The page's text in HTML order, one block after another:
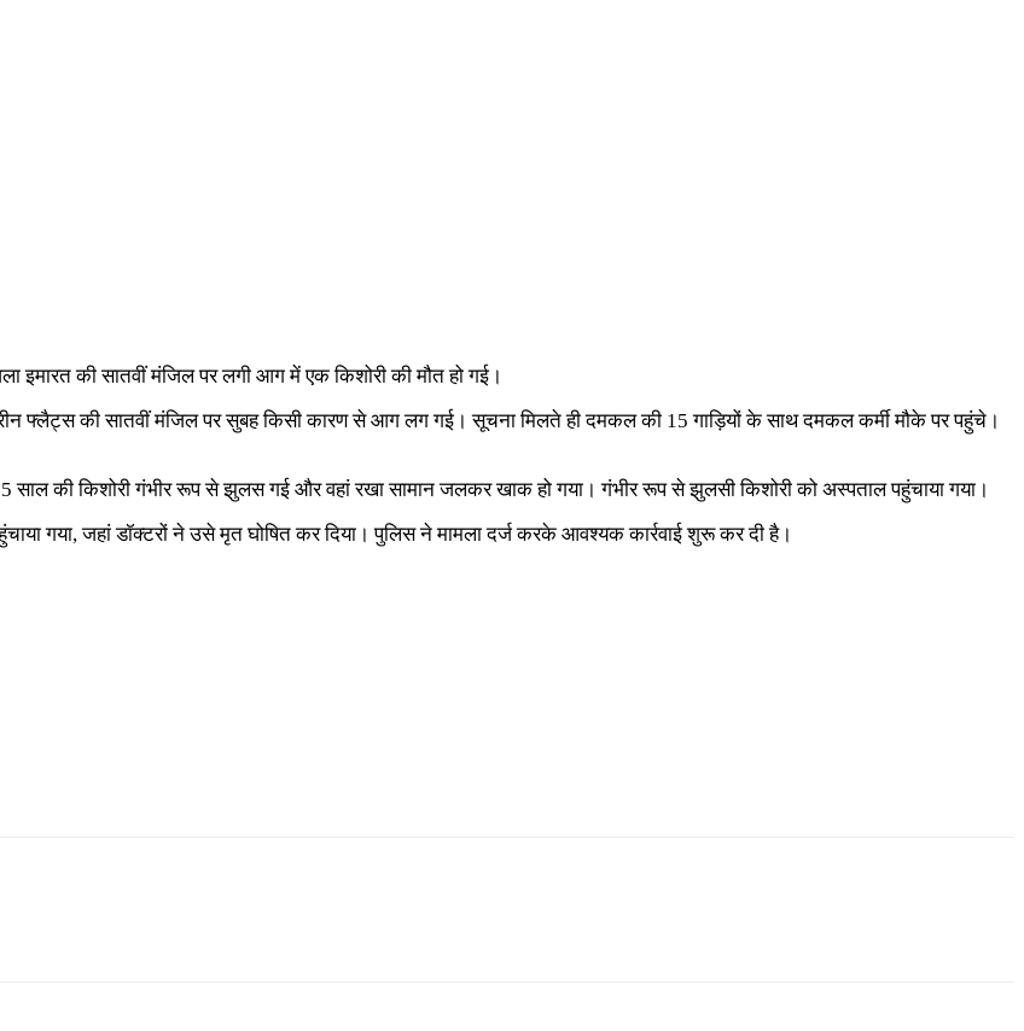
इमारत की सातवीं मंजिल पर लगी आग में एक किशोरी की मौत हो गई।
फ्लैट्स की सातवीं मंजिल पर सुबह किसी कारण से आग लग गई। सूचना मिलते ही दमकल की 15 गाड़ियों के साथ दमकल कर्मी मौके पर पहुंचे।
साल की किशोरी गंभीर रूप से झुलस गई और वहां रखा सामान जलकर खाक हो गया। गंभीर रूप से झुलसी किशोरी को अस्पताल पहुंचाया गया।
गया, जहां डॉक्टरों ने उसे मृत घोषित कर दिया। पुलिस ने मामला दर्ज करके आवश्यक कार्रवाई शुरू कर दी है।